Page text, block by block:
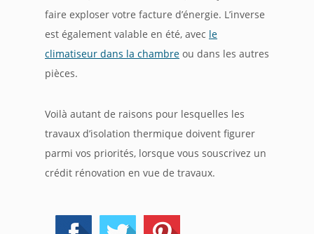
faire exploser votre facture d’énergie. L’inverse
est également valable en été, avec le
climatiseur dans la chambre ou dans les autres
pièces.
Voilà autant de raisons pour lesquelles les
travaux d’isolation thermique doivent figurer
parmi vos priorités, lorsque vous souscrivez un
crédit rénovation en vue de travaux.